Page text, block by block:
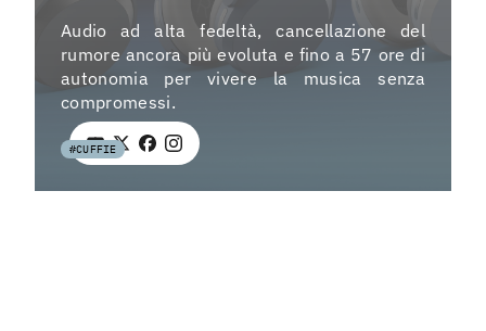
Audio ad alta fedeltà, cancellazione del
rumore ancora più evoluta e fino a 57 ore di
autonomia per vivere la musica senza
compromessi.
#CUFFIE